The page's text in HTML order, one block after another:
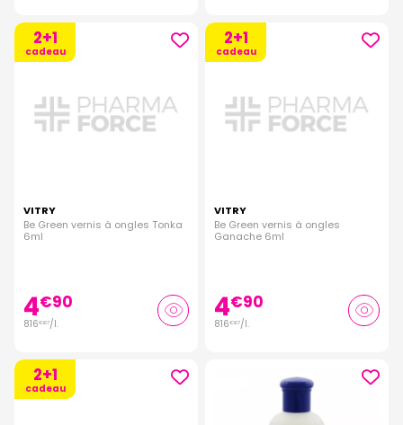
2+1
cadeau
VITRY
Be Green vernis à ongles Tonka
6ml
4€90
816€67/l.
2+1
cadeau
VITRY
Be Green vernis à ongles
Ganache 6ml
4€90
816€67/l.
2+1
cadeau